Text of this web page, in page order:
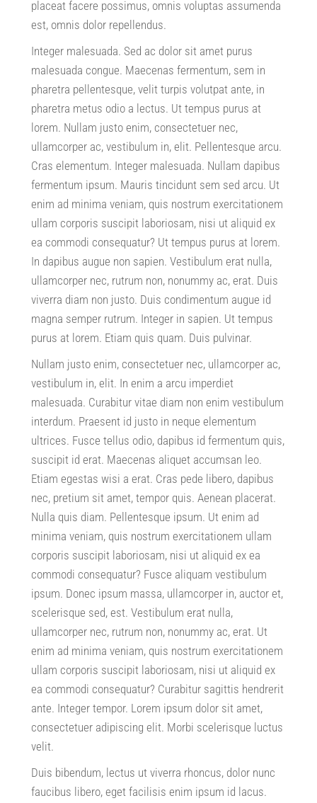
placeat facere possimus, omnis voluptas assumenda
est, omnis dolor repellendus.
Integer malesuada.Sed ac dolor sit amet purus
malesuada congue. Maecenas fermentum, sem in
pharetra pellentesque,velit turpis volutpat ante, in
pharetra metus odio a lectus. Ut tempus purus at
lorem. Nullam justo enim,consectetuer nec,
ullamcorper ac,vestibulum in,elit. Pellentesque arcu.
Cras elementum. Integer malesuada. Nullam dapibus
fermentum ipsum. Mauris tincidunt sem sed arcu. Ut
enim ad minima veniam, quis nostrum exercitationem
ullam corporis suscipit laboriosam, nisi ut aliquid ex
ea commodi consequatur? Ut tempus purus at lorem.
In dapibus augue non sapien.Vestibulum erat nulla,
ullamcorper nec, rutrum non, nonummy ac,erat. Duis
viverra diam non justo. Duis condimentum augue id
magna semper rutrum. Integer in sapien. Ut tempus
purus at lorem. Etiam quis quam. Duis pulvinar.
Nullam justo enim,consectetuer nec, ullamcorper ac,
vestibulum in,elit. In enim a arcu imperdiet
malesuada. Curabitur vitae diam non enim vestibulum
interdum. Praesent id justo in neque elementum
ultrices. Fusce tellus odio, dapibus id fermentum quis,
suscipit id erat. Maecenas aliquet accumsan leo.
Etiam egestas wisi a erat. Cras pede libero, dapibus
nec, pretium sit amet,tempor quis.Aenean placerat.
Nulla quis diam. Pellentesque ipsum. Ut enim ad
minima veniam, quis nostrum exercitationem ullam
corporis suscipit laboriosam, nisi ut aliquid ex ea
commodi consequatur? Fusce aliquam vestibulum
ipsum. Donec ipsum massa, ullamcorper in, auctor et,
scelerisque sed,est.Vestibulum erat nulla,
ullamcorper nec, rutrum non, nonummy ac,erat. Ut
enim ad minima veniam, quis nostrum exercitationem
ullam corporis suscipit laboriosam, nisi ut aliquid ex
ea commodi consequatur? Curabitur sagittis hendrerit
ante. Integer tempor. Lorem ipsum dolor sit amet,
consectetuer adipiscing elit. Morbi scelerisque luctus
velit.
Duis bibendum, lectus ut viverra rhoncus, dolor nunc
faucibus libero,eget facilisis enim ipsum id lacus.